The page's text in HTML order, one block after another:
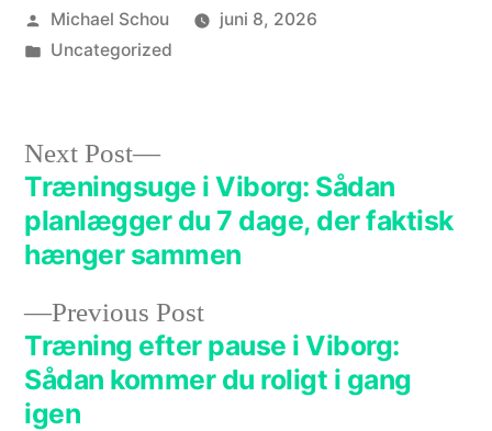
Michael Schou
juni 8, 2026
Uncategorized
Previous Post
Træning efter pause i Viborg:
Sådan kommer du roligt i gang
igen
Next Post
Træningsuge i Viborg: Sådan
planlægger du 7 dage, der faktisk
hænger sammen